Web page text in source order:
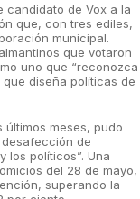
candidato de Vox a la
que, con tres ediles,
municipal.
que votaron
uno que “reconozca
diseña políticas de
últimos meses, pudo
de
los políticos”. Una
del 28 de mayo,
superando la